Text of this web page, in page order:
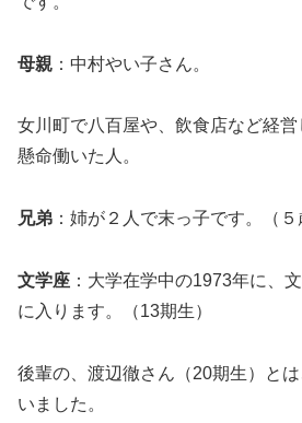
母親 ：中村やい子さん。
女川町で八百屋や、飲食店など経
懸命働いた人。
兄弟 ：姉が２人で末っ子です。（５
文学座 ：大学在学中の1973年に、
に入ります。（13期生）
後輩の、渡辺徹さん（20期生）と
いました。